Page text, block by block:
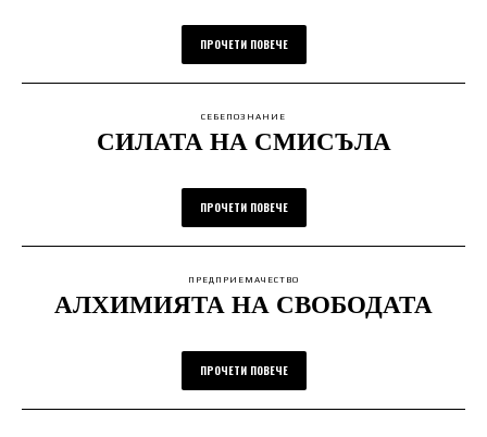
ПРОЧЕТИ ПОВЕЧЕ
СЕБЕПОЗНАНИЕ
СИЛАТА НА СМИСЪЛА
ПРОЧЕТИ ПОВЕЧЕ
ПРЕДПРИЕМАЧЕСТВО
АЛХИМИЯТА НА СВОБОДАТА
ПРОЧЕТИ ПОВЕЧЕ